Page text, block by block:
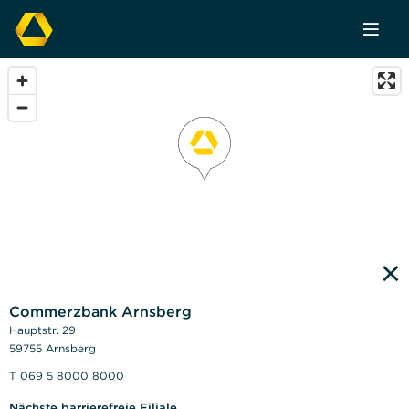
×
Commerzbank Arnsberg
Hauptstr. 29
59755 Arnsberg
T 069 5 8000 8000